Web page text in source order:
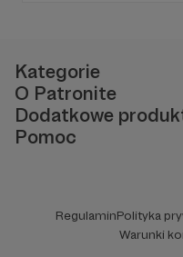
Kategorie
O Patronite
Dodatkowe
Pomoc
RegulaminPolityka
Warunki